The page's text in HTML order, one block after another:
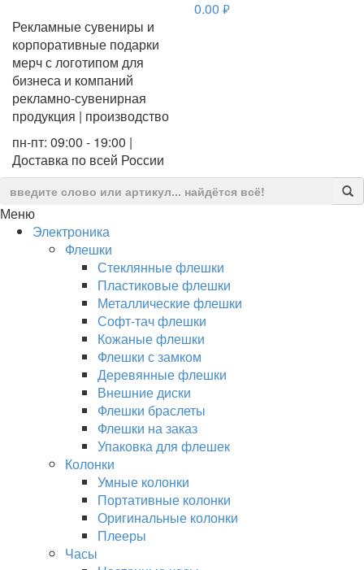
Рекламные сувениры и
корпоративные подарки
мерч с логотипом для
бизнеса и компаний
рекламно-сувенирная
продукция | производство
пн-пт: 09:00 - 19:00 |
Доставка по всей России
0.00 руб.
Меню
Электроника
Флешки
Стеклянные флешки
Пластиковые флешки
Металлические флешки
Софт-тач флешки
Кожаные флешки
Флешки с замком
Деревянные флешки
Внешние диски
Флешки браслеты
Флешки на заказ
Упаковка для флешек
Колонки
Умные колонки
Портативные колонки
Оригинальные колонки
Плееры
Часы